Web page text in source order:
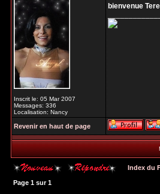
Inscrit le: 05 Mar 2007
Messages: 336
Localisation: Nancy
bienvenue
Revenir en haut de page
Index du
Page 1 sur1